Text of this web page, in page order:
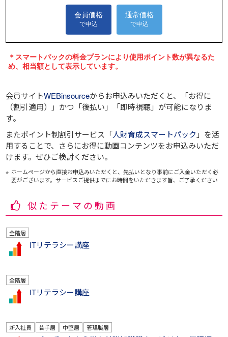
会員サイトWEBinsourceからお申込みいただくと、
「お得に
（割引適用）」 かつ 「後払い」 「即時視聴」 が可能になりま
す。
またポイント制割引サービス「人財育成スマートパック 」を活
用することで、さらにお得に動画コンテンツをお申込みいただ
けます。ぜひご検討ください。
ホームページから直接お申込みいただくと、先払いとなり事前にご入金いただく必
要がございます。サービスご提供までにお時間をいただきます旨、ご了承ください
似たテーマの動画
全階層
ITリテラシー講座
全階層
ITリテラシー講座
新入社員 若手層 中堅層 管理職層